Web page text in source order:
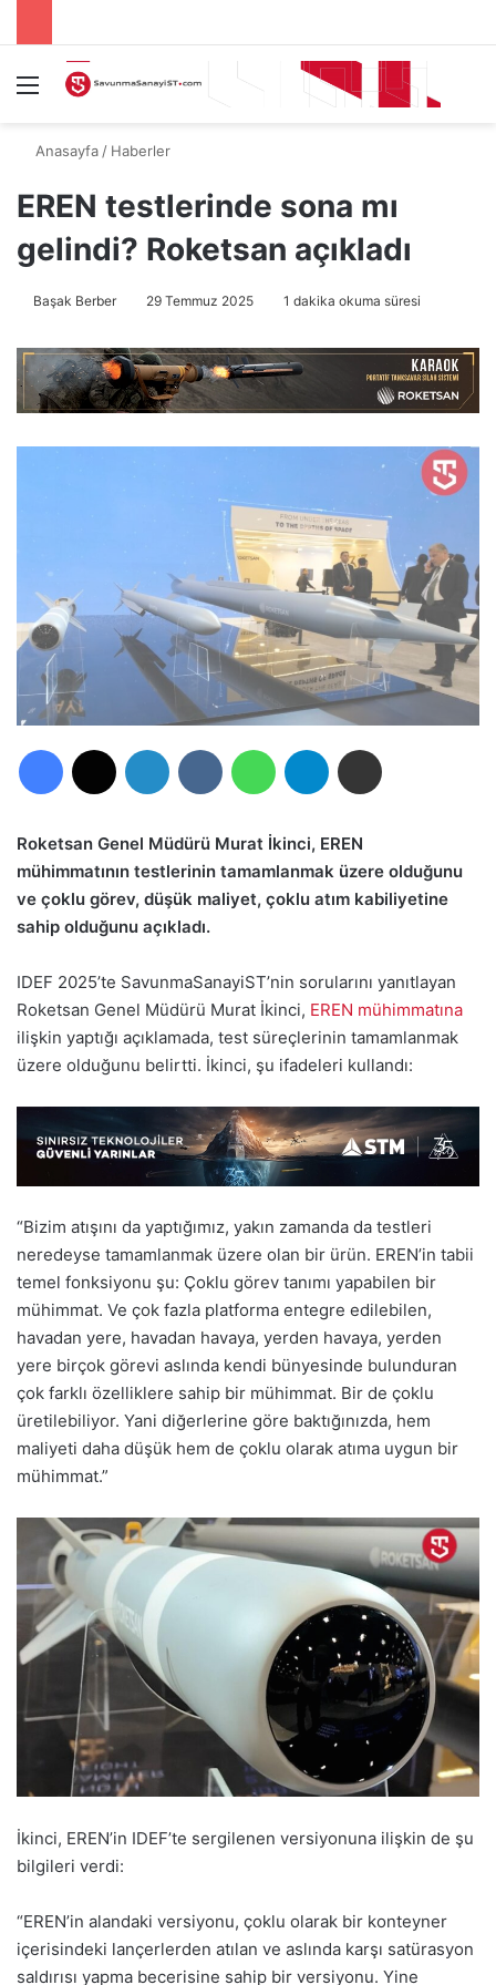
Menü
Anasayfa / Haberler
EREN testlerinde sona mı
gelindi? Roketsan açıkladı
Başak Berber 29 Temmuz 2025 1 dakika okuma süresi
Roketsan Genel Müdürü Murat İkinci, EREN
mühimmatının testlerinin tamamlanmak üzere olduğunu
ve çoklu görev, düşük maliyet, çoklu atım kabiliyetine
sahip olduğunu açıkladı.
IDEF 2025’te SavunmaSanayiST’nin sorularını yanıtlayan
Roketsan Genel Müdürü Murat İkinci, EREN mühimmatına
ilişkin yaptığı açıklamada, test süreçlerinin tamamlanmak
üzere olduğunu belirtti. İkinci, şu ifadeleri kullandı:
“Bizim atışını da yaptığımız, yakın zamanda da testleri
neredeyse tamamlanmak üzere olan bir ürün. EREN’in tabii
temel fonksiyonu şu: Çoklu görev tanımı yapabilen bir
mühimmat. Ve çok fazla platforma entegre edilebilen,
havadan yere, havadan havaya, yerden havaya, yerden
yere birçok görevi aslında kendi bünyesinde bulunduran
çok farklı özelliklere sahip bir mühimmat. Bir de çoklu
üretilebiliyor. Yani diğerlerine göre baktığınızda, hem
maliyeti daha düşük hem de çoklu olarak atıma uygun bir
mühimmat.”
İkinci, EREN’in IDEF’te sergilenen versiyonuna ilişkin de şu
bilgileri verdi:
“EREN’in alandaki versiyonu, çoklu olarak bir konteyner
içerisindeki lançerlerden atılan ve aslında karşı satürasyon
saldırısı yapma becerisine sahip bir versiyonu. Yine